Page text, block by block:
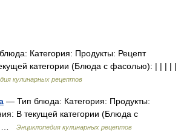
Категория: Продукты: Рецепт
категории (Блюда с фасолью): | | | | |
кулинарных рецептов
— Тип блюда: Категория: Продукты:
В текущей категории (Блюда с
…
Энциклопедия кулинарных рецептов